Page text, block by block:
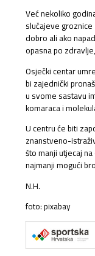
Već nekoliko
slučajeve groznice
dobro ali ako
opasna po
Osječki centar
bi zajednički
u svome sastavu
komaraca i
U centru će biti
znanstveno-
što manji utjecaj
najmanji mogući
N.H.
foto: pixabay